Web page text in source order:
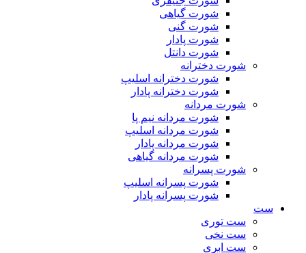
شورت گیاهی
شورت گنی
شورت پادار
شورت دانتل
شورت دخترانه
شورت دخترانه اسلیپ
شورت دخترانه پادار
شورت مردانه
شورت مردانه نیم پا
شورت مردانه اسلیپ
شورت مردانه پادار
شورت مردانه گیاهی
شورت پسرانه
شورت پسرانه اسلیپ
شورت پسرانه پادار
ست
ست توری
ست نخی
ست ابری